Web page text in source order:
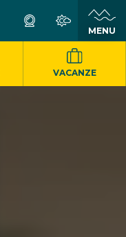
MENU
VACANZE